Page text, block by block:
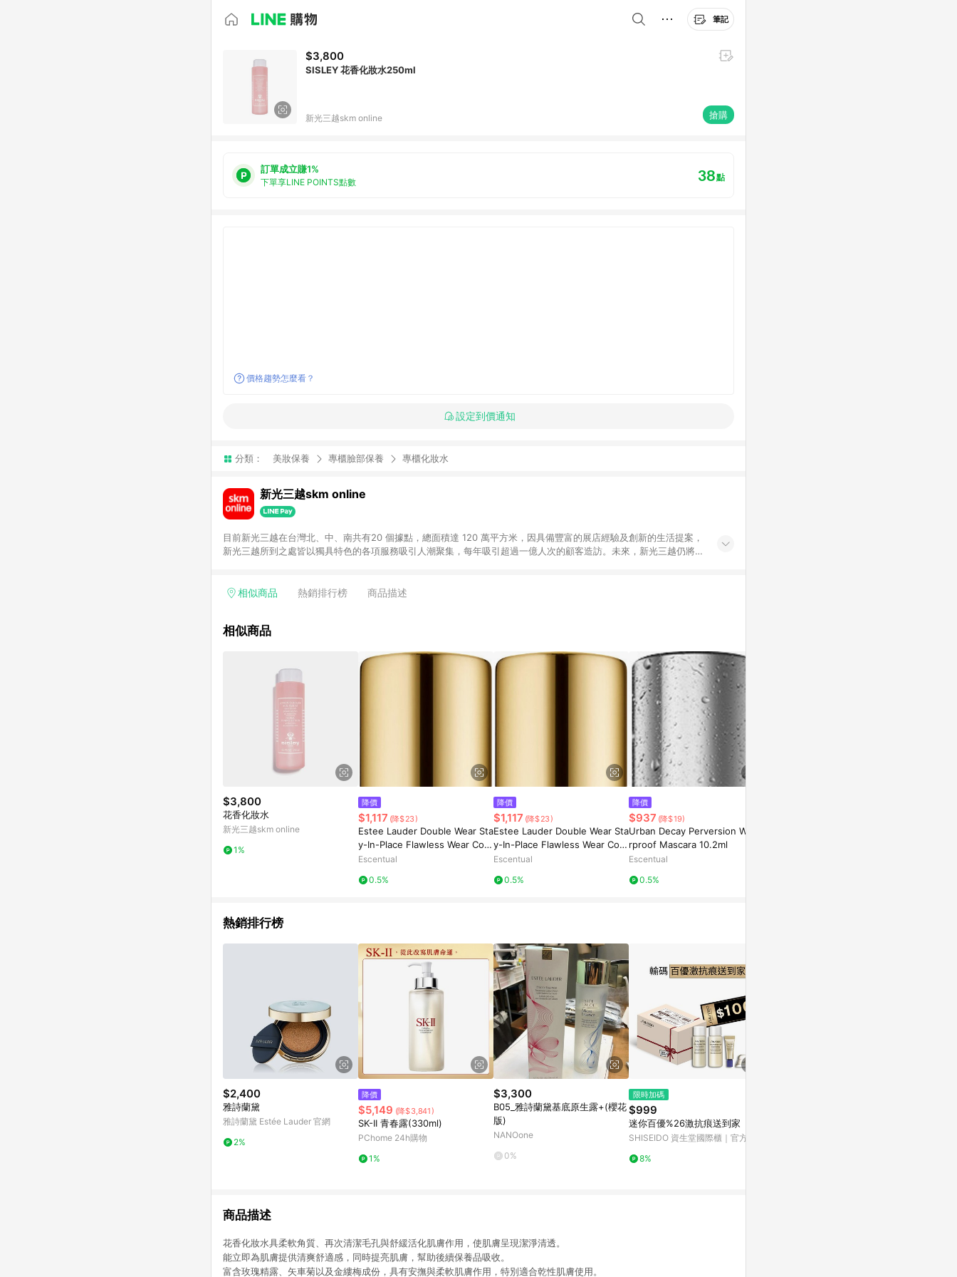
筆記
$3,800
SISLEY 花香化妝水250ml
新光三越skm online 搶購
訂單成立賺1%
下單享LINE POINTS點數 38點
價格趨勢怎麼看？
設定到價通知
分類： 美妝保養 專櫃臉部保養 專櫃化妝水
新光三越skm online
目前新光三越在台灣北、中、南共有20 個據點，總面積達 120 萬平方米，因具備豐富的展店經驗及創新的生活提案，
新光三越所到之處皆以獨具特色的各項服務吸引人潮聚集，每年吸引超過一億人次的顧客造訪。未來，新光三越仍將秉
相似商品 熱銷排行榜 商品描述
相似商品
$3,800
花香化妝水
新光三越skm online
1%
降價
$1,117 (降$23)
Estee Lauder Double Wear Sta
y-In-Place Flawless Wear Con
cealer 7ml 6W - Extra Deep
Escentual
0.5%
降價
$1,117 (降$23)
Estee Lauder Double Wear Sta
y-In-Place Flawless Wear Con
cealer 7ml 7C - Ultra Deep
Escentual
0.5%
降價
$937 (降$19)
Urban Decay Perversion Wate
rproof Mascara 10.2ml
Escentual
0.5%
熱銷排行榜
$2,400
雅詩蘭黛
雅詩蘭黛 Estée Lauder 官網
2%
降價
$5,149 (降$3,841)
SK-II 青春露(330ml)
PChome 24h購物
1%
$3,300
B05_雅詩蘭黛基底原生露+(櫻花
版)
NANOone
0%
限時加碼
$999
迷你百優%26激抗痕送到家
SHISEIDO 資生堂國際櫃｜官方旗
8%
商品描述
花香化妝水具柔軟角質、再次清潔毛孔與舒緩活化肌膚作用，使肌膚呈現潔淨清透。
能立即為肌膚提供清爽舒適感，同時提亮肌膚，幫助後續保養品吸收。
富含玫瑰精露、矢車菊以及金縷梅成份，具有安撫與柔軟肌膚作用，特別適合乾性肌膚使用。